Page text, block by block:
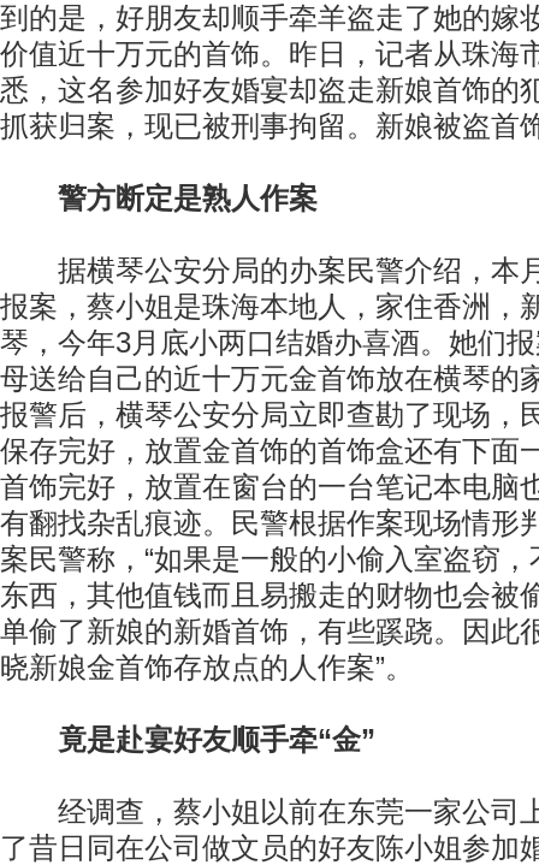
到的是，好朋友却顺手牵羊盗走了她的嫁
价值近十万元的首饰。昨日，记者从珠海
悉，这名参加好友婚宴却盗走新娘首饰的
抓获归案，现已被刑事拘留。新娘被盗首
警方断定是熟人作案
据横琴公安分局的办案民警介绍，本
报案，蔡小姐是珠海本地人，家住香洲，
琴，今年3月底小两口结婚办喜酒。她们
母送给自己的近十万元金首饰放在横琴的
报警后，横琴公安分局立即查勘了现场，
保存完好，放置金首饰的首饰盒还有下面
首饰完好，放置在窗台的一台笔记本电脑
有翻找杂乱痕迹。民警根据作案现场情形
案民警称，“如果是一般的小偷入室盗窃
东西，其他值钱而且易搬走的财物也会被
单偷了新娘的新婚首饰，有些蹊跷。因此
晓新娘金首饰存放点的人作案”。
竟是赴宴好友顺手牵“金”
经调查，蔡小姐以前在东莞一家公司
了昔日同在公司做文员的好友陈小姐参加